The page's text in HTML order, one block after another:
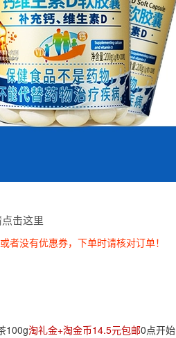
击这里
没有优惠券，下单时请核对订单！
100g淘礼金+淘金币14.5元包邮0点开始